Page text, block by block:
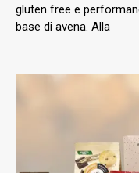
gluten free e
base di avena. Alla